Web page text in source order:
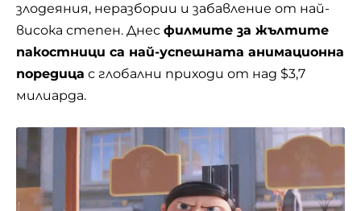
злодеяния, неразбории и забавление от най-
висока степен. Днес филмите за жълтите
пакостници са най-успешната анимационна
поредица с глобални приходи от над $3,7
милиарда.